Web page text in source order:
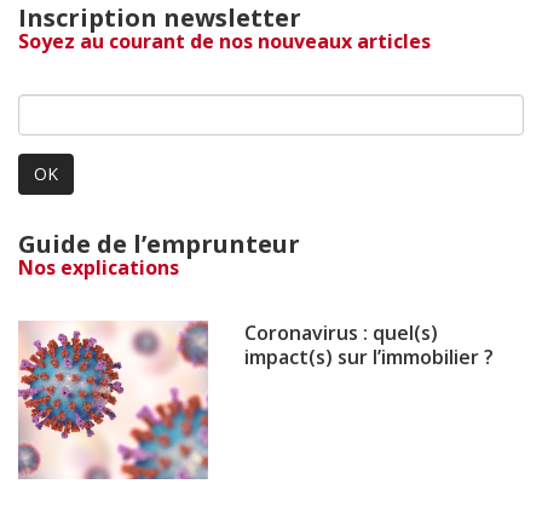
Inscription newsletter
Soyez au courant de nos nouveaux articles
OK
Guide de l’emprunteur
Nos explications
Coronavirus : quel(s)
impact(s) sur l’immobilier ?